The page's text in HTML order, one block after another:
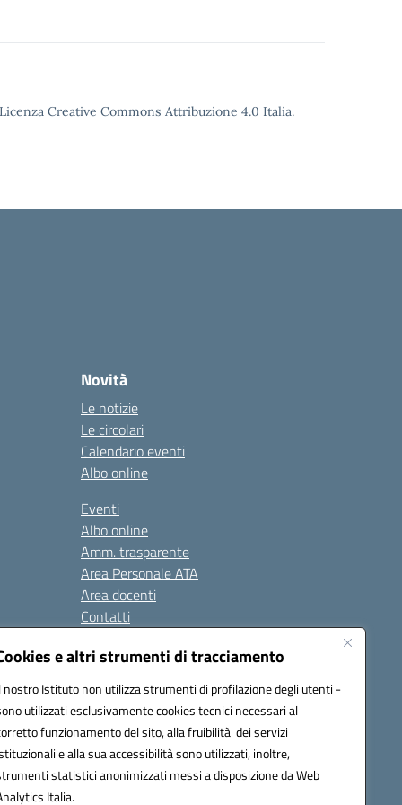
e altri strumenti di tracciamento
nostro Istituto non utilizza strumenti di profilazione degli utenti -
utilizzati esclusivamente cookies tecnici necessari al
funzionamento del sito, alla fruibilità dei servizi
e alla sua accessibilità sono utilizzati, inoltre,
statistici anonimizzati messi a disposizione da Web
Italia.
Creative Commons Attribuzione 4.0 Italia.
Novità
Le notizie
Le circolari
Calendario eventi
Albo online
Eventi
Albo online
Amm. trasparente
Area Personale ATA
Area docenti
Contatti